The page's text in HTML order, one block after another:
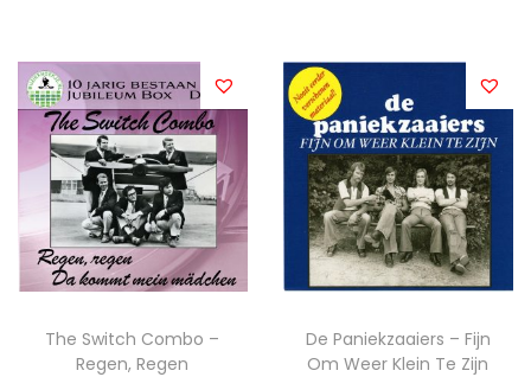
The Switch Combo –
Regen, Regen
De Paniekzaaiers – Fijn
Om Weer Klein Te Zijn